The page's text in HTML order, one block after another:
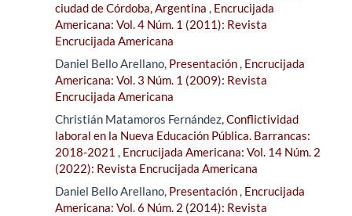
ciudad de Córdoba, Argentina , Encrucijada
Americana: Vol. 4 Núm. 1 (2011): Revista
Encrucijada Americana
Daniel Bello Arellano, Presentación, Encrucijada
Americana: Vol. 3 Núm. 1 (2009): Revista
Encrucijada Americana
Christián Matamoros Fernández,Conflictividad
laboral en la Nueva Educación Pública. Barrancas:
2018-2021 , Encrucijada Americana: Vol. 14 Núm. 2
(2022): Revista Encrucijada Americana
Daniel Bello Arellano, Presentación, Encrucijada
Americana: Vol. 6 Núm. 2 (2014): Revista